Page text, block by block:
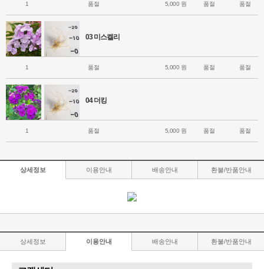
1 품절 5,000 원 품절 품절
03 미스켈리
1 품절 5,000 원 품절 품절
04 더킹
1 품절 5,000 원 품절 품절
상세정보 이용안내 배송안내 환불/반품안내
상세정보 이용안내 배송안내 환불/반품안내